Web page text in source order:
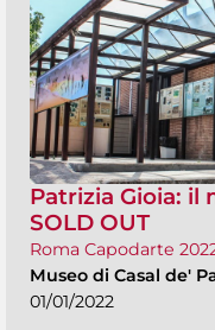
Patrizia Gioia: il
SOLD OUT
Roma Capodarte
Museo di Casal de'
01/01/2022